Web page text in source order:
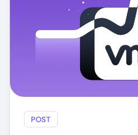
POST